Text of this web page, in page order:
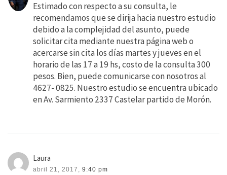
Estimado con respecto a su consulta, le
recomendamos que se dirija hacia nuestro estudio
debido a la complejidad del asunto, puede
solicitar cita mediante nuestra página web o
acercarse sin cita los días martes y jueves en el
horario de las 17 a 19 hs, costo de la consulta 300
pesos. Bien, puede comunicarse con nosotros al
4627- 0825. Nuestro estudio se encuentra ubicado
en Av. Sarmiento 2337 Castelar partido de Morón.
Laura
abril 21, 2017, 9:40 pm